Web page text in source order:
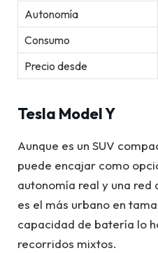
Autonomía
Consumo
Precio desde
Tesla Model Y
Aunque es un SUV
puede encajar como
autonomía real y una red
es el más urbano en
capacidad de batería lo
recorridos mixtos.